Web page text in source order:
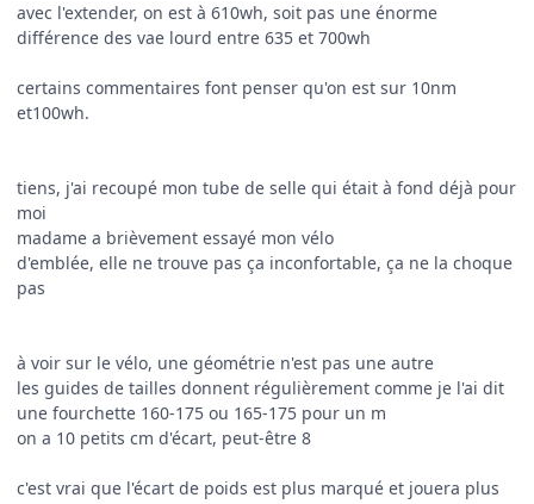
avec l'extender, on est à 610wh, soit pas une énorme
différence des vae lourd entre 635 et 700wh
certains commentaires font penser qu'on est sur 10nm
et100wh.
tiens, j'ai recoupé mon tube de selle qui était à fond déjà pour
moi
madame a brièvement essayé mon vélo
d'emblée, elle ne trouve pas ça inconfortable, ça ne la choque
pas
à voir sur le vélo, une géométrie n'est pas une autre
les guides de tailles donnent régulièrement comme je l'ai dit
une fourchette 160-175 ou 165-175 pour un m
on a 10 petits cm d'écart, peut-être 8
c'est vrai que l'écart de poids est plus marqué et jouera plus